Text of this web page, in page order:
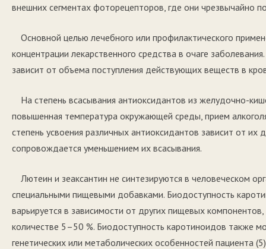
внешних сегментах фоторецепторов, где они чрезвычайно
Основной целью лечебного или профилактического
концентрации лекарственного средства в очаге
зависит от объема поступления действующих веществ в
На степень всасывания антиоксидантов из желудочно-
повышенная температура окружающей среды, прием
степень усвоения различных антиоксидантов зависит от
сопровождается уменьшением их всасывания.
Лютеин и зеаксантин не синтезируются в человеческом
специальными пищевыми добавками. Биодоступность
варьируется в зависимости от других пищевых
количестве 5–50 %. Биодоступность каротиноидов также
генетических или метаболических особенностей пациента